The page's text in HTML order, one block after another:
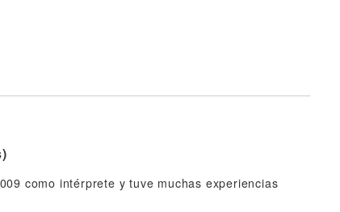
como intérprete y tuve muchas experiencias